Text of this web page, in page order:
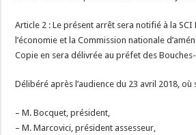
Article 2 : Le présent arrêt sera notifié à la
l’économie et la Commission nationale
Copie en sera délivrée au préfet des
Délibéré après l’audience du 23 avril 2018, où
– M. Bocquet, président,
– M. Marcovici, président assesseur,